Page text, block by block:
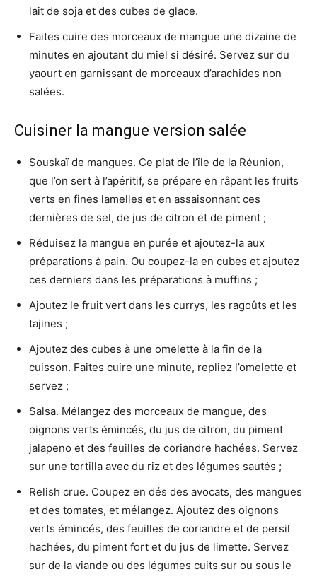
lait de soja et des cubes de glace.
Faites cuire des morceaux de mangue une dizaine de
minutes en ajoutant du miel si désiré. Servez sur du
yaourt en garnissant de morceaux d’arachides non
salées.
Cuisiner la mangue version salée
Souskaï de mangues. Ce plat de l’île de la Réunion,
que l’on sert à l’apéritif, se prépare en râpant les fruits
verts en fines lamelles et en assaisonnant ces
dernières de sel, de jus de citron et de piment ;
Réduisez la mangue en purée et ajoutez-la aux
préparations à pain. Ou coupez-la en cubes et ajoutez
ces derniers dans les préparations à muffins ;
Ajoutez le fruit vert dans les currys, les ragoûts et les
tajines ;
Ajoutez des cubes à une omelette à la fin de la
cuisson. Faites cuire une minute, repliez l’omelette et
servez ;
Salsa. Mélangez des morceaux de mangue, des
oignons verts émincés, du jus de citron, du piment
jalapeno et des feuilles de coriandre hachées. Servez
sur une tortilla avec du riz et des légumes sautés ;
Relish crue. Coupez en dés des avocats, des mangues
et des tomates, et mélangez. Ajoutez des oignons
verts émincés, des feuilles de coriandre et de persil
hachées, du piment fort et du jus de limette. Servez
sur de la viande ou des légumes cuits sur ou sous le